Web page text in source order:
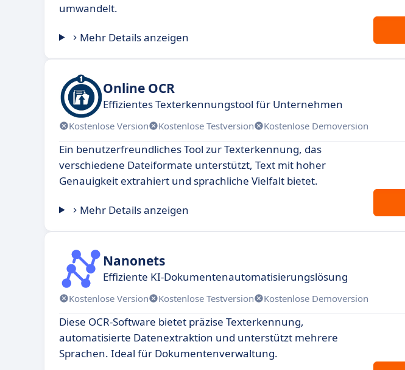
umwandelt.
Mehr Details anzeigen
Online OCR
Effizientes Texterkennungstool für Unternehmen
Kostenlose Version Kostenlose Testversion Kostenlose Demoversion
Ein benutzerfreundliches Tool zur Texterkennung, das
verschiedene Dateiformate unterstützt, Text mit hoher
Genauigkeit extrahiert und sprachliche Vielfalt bietet.
Mehr Details anzeigen
Nanonets
Effiziente KI-Dokumentenautomatisierungslösung
Kostenlose Version Kostenlose Testversion Kostenlose Demoversion
Diese OCR-Software bietet präzise Texterkennung,
automatisierte Datenextraktion und unterstützt mehrere
Sprachen. Ideal für Dokumentenverwaltung.